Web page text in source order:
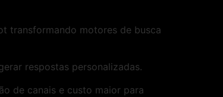
transformando motores de busca
respostas personalizadas.
de canais e custo maior para